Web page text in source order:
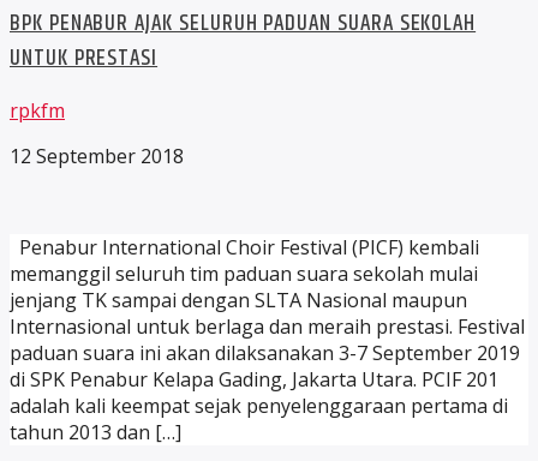
BPK PENABUR AJAK SELURUH PADUAN SUARA SEKOLAH
UNTUK PRESTASI
rpkfm
12 September 2018
Penabur International Choir Festival (PICF) kembali
memanggil seluruh tim paduan suara sekolah mulai
jenjang TK sampai dengan SLTA Nasional maupun
Internasional untuk berlaga dan meraih prestasi. Festival
paduan suara ini akan dilaksanakan 3-7 September 2019
di SPK Penabur Kelapa Gading, Jakarta Utara. PCIF 201
adalah kali keempat sejak penyelenggaraan pertama di
tahun 2013 dan […]